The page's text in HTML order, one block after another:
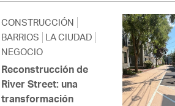
CONSTRUCCIÓN
BARRIOS
LA CIUDAD
NEGOCIO
Reconstrucción de
River Street: una
transformación